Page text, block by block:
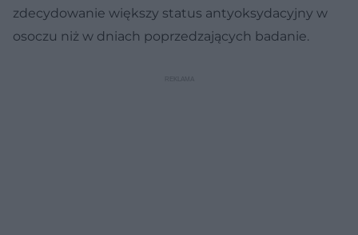
zdecydowanie większy status antyoksydacyjny w
osoczu niż w dniach poprzedzających badanie.